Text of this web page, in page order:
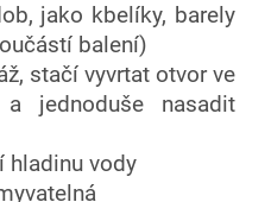
jako kbelíky, barely
balení)
stačí vyvrtat otvor ve
jednoduše nasadit
hladinu vody